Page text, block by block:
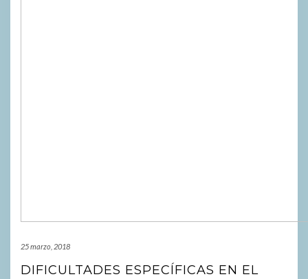
25 marzo, 2018
DIFICULTADES ESPECÍFICAS EN EL